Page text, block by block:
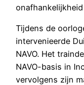
Tijdens de
intervenieerde
NAVO. Het
NAVO-basis in
vervolgens zijn